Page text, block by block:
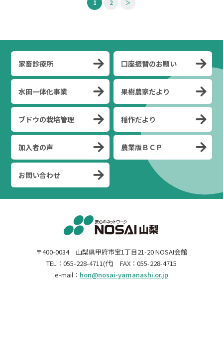
1 2 ＞
家畜診療所 口座振替のお願い
水田一体化事業 果樹農家だより
ブドウの栽培管理 稲作だより
加入者の声 農業版ＢＣＰ
お問い合わせ
〒400-0034 山梨県甲府市宝1丁目21-20 NOSAI会館
TEL：055-228-4711(代) FAX：055-228-4715
e-mail： hon@nosai-yamanashi.or.jp